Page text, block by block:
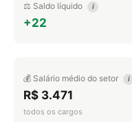
⚖️ Saldo líquido i
+22
💰 Salário médio do setor i
R$ 3.471
todos os cargos